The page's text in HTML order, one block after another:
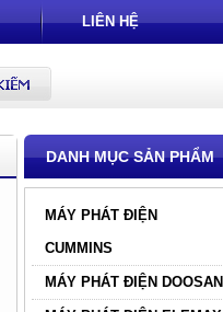
LIÊN HỆ
DANH MỤC SẢN PHẨM
MÁY PHÁT ĐIỆN
CUMMINS
MÁY PHÁT ĐIỆN DOOSAN